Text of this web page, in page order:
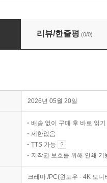
리뷰/한줄평 (0/0)
2026년 05월 20일
배송 없이 구매 후 바로 읽기
제한없음
TTS 가능
저작권 보호를 위해 인쇄 기
크레마 /PC(윈도우 - 4K 모